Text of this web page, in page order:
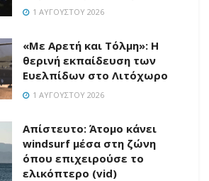
1 ΑΥΓΟΎΣΤΟΥ 2026
«Με Αρετή και Τόλμη»: Η
θερινή εκπαίδευση των
Ευελπίδων στο Λιτόχωρο
1 ΑΥΓΟΎΣΤΟΥ 2026
Απίστευτο: Άτομο κάνει
windsurf μέσα στη ζώνη
όπου επιχειρούσε το
ελικόπτερο (vid)